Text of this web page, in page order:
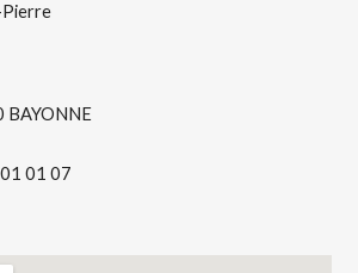
Pierre
64100 BAYONNE
01 01 07